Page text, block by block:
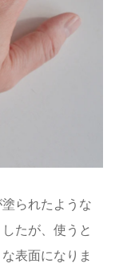
られたような
たが、使うと
表面になりま